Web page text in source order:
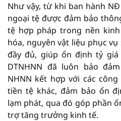
Như vậy, từ khi ban hành
ngoại tệ được đảm bảo
tệ hợp pháp trong nền
hóa, nguyên vật liệu phục
đầy đủ, giúp ổn định tỷ
DTNHNN đã luôn bảo
NHNN kết hợp với các
tiền tệ khác, đảm bảo ổn
lạm phát, qua đó góp phần
trợ tăng trưởng kinh tế.